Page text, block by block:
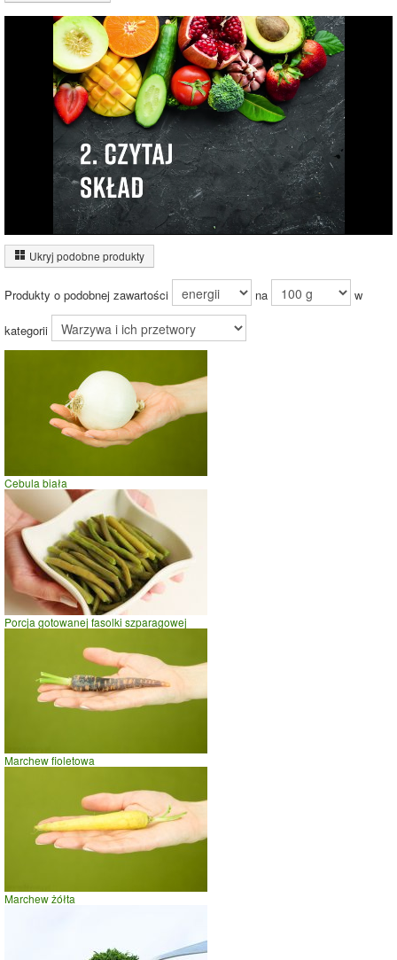
Wykres składu produktu
Białko (2%)
Węglowodany
(4%)
Pozostałe (93%)
93.9%
Wykres źródeł energii produktu
tłuszczów (9%)
Energia z
węglowodanów
9%
Czas potrzebny na spalenie porcji ze zdjęcia
wadze70kg -zobacz dla swojej wagi
0
szybki taniec,trucht
spacer
prasowanie
prowadzenie samochodu
Ukryj podobne produkty
Produkty o podobnej zawartości na w
kategorii
Cebula biała
Porcja gotowanej fasolki szparagowej
Marchew fioletowa
Marchew żółta